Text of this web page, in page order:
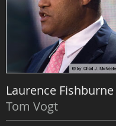
Laurence Fishburne
Tom Vogt